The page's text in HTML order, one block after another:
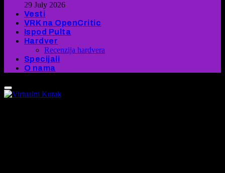
29 July 2026
Vesti
VRK na OpenCritic
Ispod Pulta
Hardver
Recenzija hardvera
Specijali
O nama